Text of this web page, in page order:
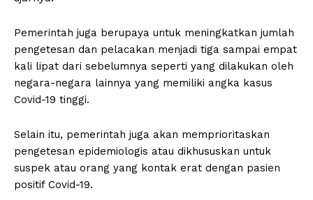
Pemerintah juga berupaya untuk meningkatkan jumlah
pengetesan dan pelacakan menjadi tiga sampai empat
kali lipat dari sebelumnya seperti yang dilakukan oleh
negara-negara lainnya yang memiliki angka kasus
Covid-19 tinggi.
Selain itu, pemerintah juga akan memprioritaskan
pengetesan epidemiologis atau dikhususkan untuk
suspek atau orang yang kontak erat dengan pasien
positif Covid-19.